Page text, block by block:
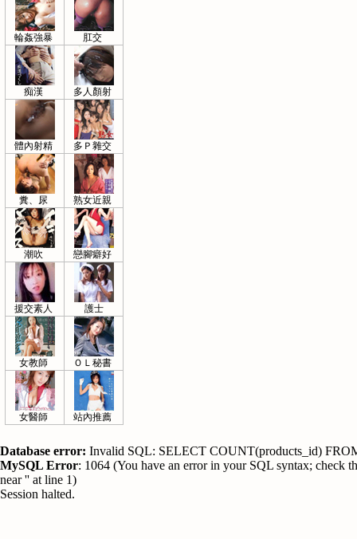
輪姦強暴 肛交
痴漢 多人顏射
體內射精 多Ｐ雜交
糞、尿 熟女近親
潮吹 戀腳癖好
援交素人 護士
女教師 ＯＬ秘書
女醫師 站內推薦
Database error: Invalid SQL: SELECT COUNT(products_id)
MySQL Error: 1064 (You have an error in your SQL syntax; check
near '' at line 1)
Session halted.